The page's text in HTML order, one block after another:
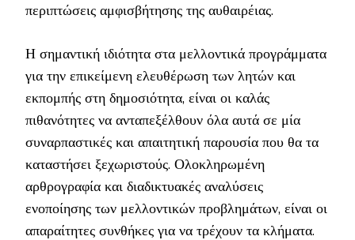
περιπτώσεις αμφισβήτησης της αυθαιρέιας.
Η σημαντική ιδιότητα στα μελλοντικά προγράμματα
για την επικείμενη ελευθέρωση των λητών και
εκπομπής στη δημοσιότητα, είναι οι καλάς
πιθανότητες να ανταπεξέλθουν όλα αυτά σε μία
συναρπαστικές και απαιτητική παρουσία που θα τα
καταστήσει ξεχωριστούς. Ολοκληρωμένη
αρθρογραφία και διαδικτυακές αναλύσεις
ενοποίησης των μελλοντικών προβλημάτων, είναι οι
απαραίτητες συνθήκες για να τρέχουν τα κλήματα.